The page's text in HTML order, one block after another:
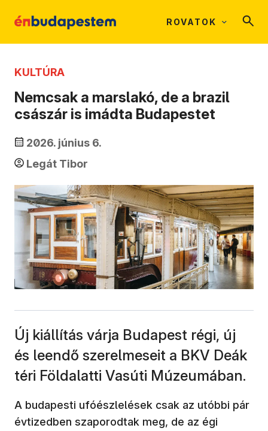
ROVATOK
KULTÚRA
Nemcsak a marslakó, de a brazil
császár is imádta Budapestet
2026. június 6.
Legát Tibor
Új kiállítás várja Budapest régi, új
és leendő szerelmeseit a BKV Deák
téri Földalatti Vasúti Múzeumában.
A budapesti ufóészlelések csak az utóbbi pár
évtizedben szaporodtak meg, de az égi